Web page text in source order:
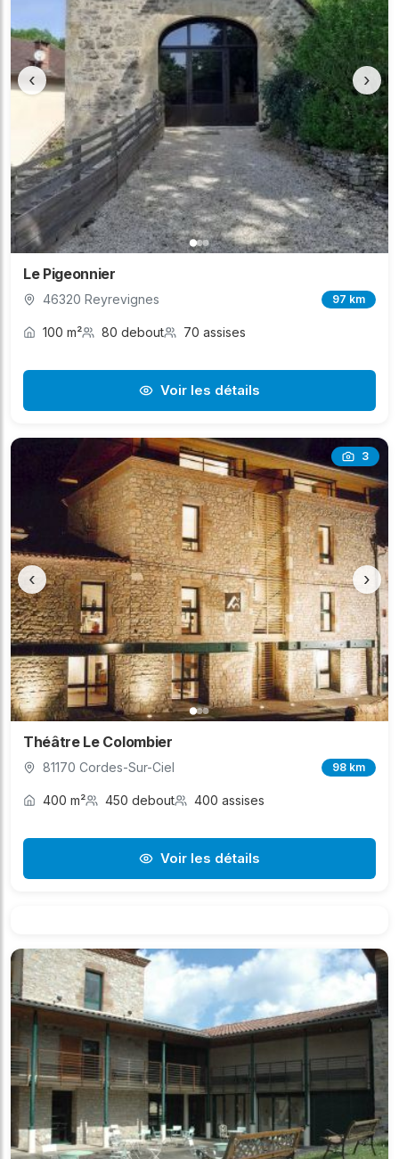
‹ ›
Le Pigeonnier
46320 Reyrevignes 97 km
100 m² 80 debout 70 assises
Voir les détails
3
‹ ›
Théâtre Le Colombier
81170 Cordes-Sur-Ciel 98 km
400 m² 450 debout 400 assises
Voir les détails